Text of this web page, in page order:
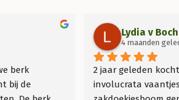
berk
bij de
Lydia v
4 maanden
2 jaar geleden
involucrata